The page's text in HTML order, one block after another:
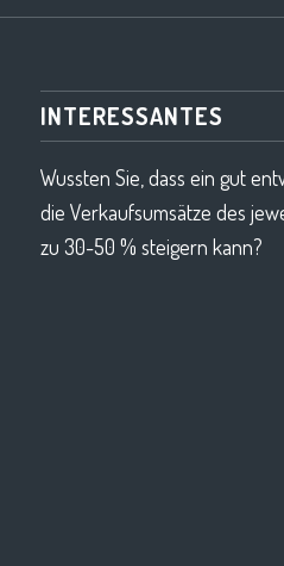
INTERESSANTES
Wussten Sie, dass ein gut
die Verkaufsumsätze des
zu 30-50 % steigern kann?